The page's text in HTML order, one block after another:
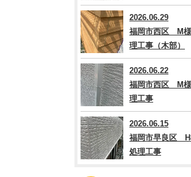
2026.06.29
福岡市西区 M
理工事（木部）
2026.06.22
福岡市西区 M
理工事
2026.06.15
福岡市早良区
処理工事